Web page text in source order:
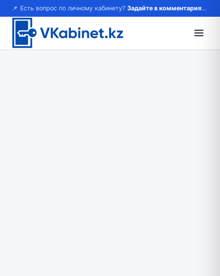
📌 Есть вопрос по личному кабинету? Задайте в комментариях — ответим!